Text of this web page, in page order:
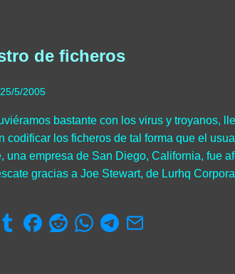
de ficheros
25/5/2005
bastante con los virus y troyanos,
codificar los ficheros de tal forma que el
una empresa de San Diego, California, fue
gracias a Joe Stewart, de Lurhq